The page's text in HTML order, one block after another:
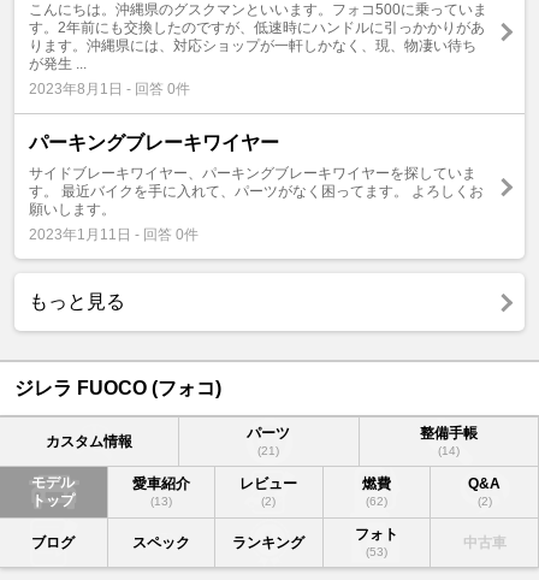
こんにちは。沖縄県のグスクマンといいます。フォコ500に乗っていま
す。2年前にも交換したのですが、低速時にハンドルに引っかかりがあ
ります。沖縄県には、対応ショップが一軒しかなく、現、物凄い待ち
が発生 ...
2023年8月1日 - 回答 0件
パーキングブレーキワイヤー
サイドブレーキワイヤー、パーキングブレーキワイヤーを探していま
す。 最近バイクを手に入れて、パーツがなく困ってます。 よろしくお
願いします。
2023年1月11日 - 回答 0件
もっと見る
ジレラ FUOCO (フォコ)
カスタム情報 パーツ
(21)
整備手帳
(14)
モデル
トップ
愛車紹介
(13)
レビュー
(2)
燃費
(62)
Q&A
(2)
ブログ スペック ランキング フォト
(53)
中古車